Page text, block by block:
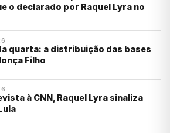
o declarado por Raquel Lyra no
quarta: a distribuição das bases
Filho
à CNN, Raquel Lyra sinaliza